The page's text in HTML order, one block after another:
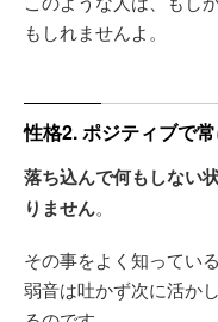
もしれませんよ。
性格2. ポジティブで
落ち込んで何もしない
りません。
その事をよく知ってい
弱音は吐かず次に活か